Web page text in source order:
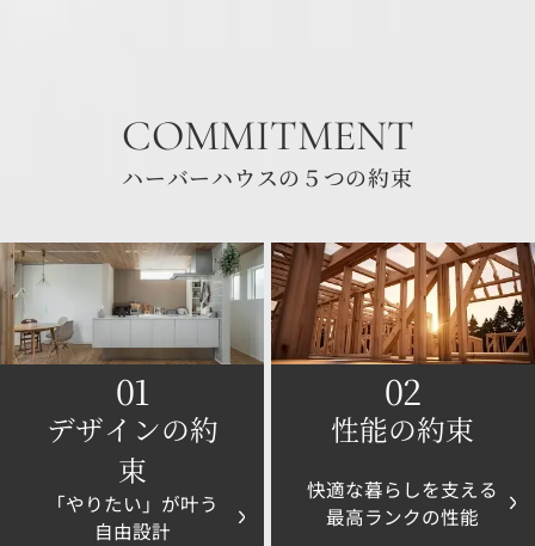
COMMITMENT
ハーバーハウスの５つの約束
01
デザインの約
束
「やりたい」が叶う
自由設計
02
性能の約束
快適な暮らしを支える
最高ランクの性能